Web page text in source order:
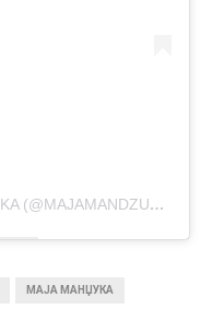
A POST SHARED BY MAJA MANDZUKA (@MAJAMANDZUKAOFFICIAL)
МАЈА МАНЏУКА